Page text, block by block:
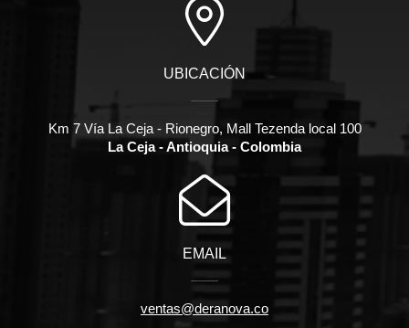
UBICACIÓN
Km 7 Vía La Ceja - Rionegro, Mall Tezenda local 100
La Ceja - Antioquia - Colombia
EMAIL
ventas@deranova.co